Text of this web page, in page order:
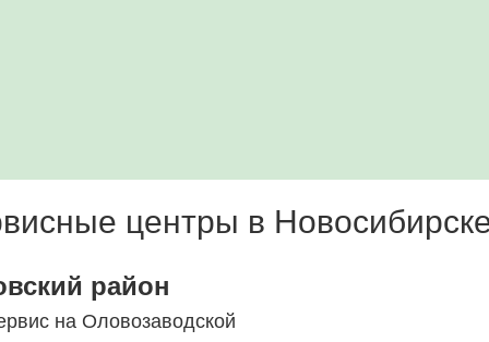
центры в
район
на Оловозаводской